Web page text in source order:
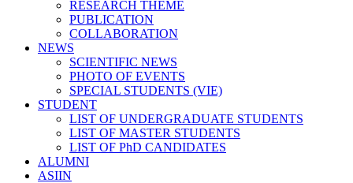
RESEARCH THEME
PUBLICATION
COLLABORATION
NEWS
SCIENTIFIC NEWS
PHOTO OF EVENTS
SPECIAL STUDENTS (VIE)
STUDENT
LIST OF UNDERGRADUATE STUDENTS
LIST OF MASTER STUDENTS
LIST OF PhD CANDIDATES
ALUMNI
ASIIN